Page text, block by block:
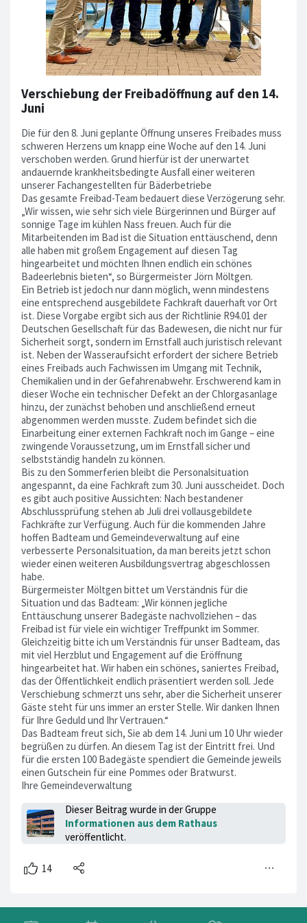
Verschiebung der Freibadöffnung auf den 14.
Juni
Die für den 8. Juni geplante Öffnung unseres Freibades muss
schweren Herzens um knapp eine Woche auf den 14. Juni
verschoben werden. Grund hierfür ist der unerwartet
andauernde krankheitsbedingte Ausfall einer weiteren
unserer Fachangestellten für Bäderbetriebe
Das gesamte Freibad-Team bedauert diese Verzögerung sehr.
„Wir wissen, wie sehr sich viele Bürgerinnen und Bürger auf
sonnige Tage im kühlen Nass freuen. Auch für die
Mitarbeitenden im Bad ist die Situation enttäuschend, denn
alle haben mit großem Engagement auf diesen Tag
hingearbeitet und möchten Ihnen endlich ein schönes
Badeerlebnis bieten“, so Bürgermeister Jörn Möltgen.
Ein Betrieb ist jedoch nur dann möglich, wenn mindestens
eine entsprechend ausgebildete Fachkraft dauerhaft vor Ort
ist. Diese Vorgabe ergibt sich aus der Richtlinie R94.01 der
Deutschen Gesellschaft für das Badewesen, die nicht nur für
Sicherheit sorgt, sondern im Ernstfall auch juristisch relevant
ist. Neben der Wasseraufsicht erfordert der sichere Betrieb
eines Freibads auch Fachwissen im Umgang mit Technik,
Chemikalien und in der Gefahrenabwehr. Erschwerend kam in
dieser Woche ein technischer Defekt an der Chlorgasanlage
hinzu, der zunächst behoben und anschließend erneut
abgenommen werden musste. Zudem befindet sich die
Einarbeitung einer externen Fachkraft noch im Gange – eine
zwingende Voraussetzung, um im Ernstfall sicher und
selbstständig handeln zu können.
Bis zu den Sommerferien bleibt die Personalsituation
angespannt, da eine Fachkraft zum 30. Juni ausscheidet. Doch
es gibt auch positive Aussichten: Nach bestandener
Abschlussprüfung stehen ab Juli drei vollausgebildete
Fachkräfte zur Verfügung. Auch für die kommenden Jahre
hoffen Badteam und Gemeindeverwaltung auf eine
verbesserte Personalsituation, da man bereits jetzt schon
wieder einen weiteren Ausbildungsvertrag abgeschlossen
habe.
Bürgermeister Möltgen bittet um Verständnis für die
Situation und das Badteam: „Wir können jegliche
Enttäuschung unserer Badegäste nachvollziehen – das
Freibad ist für viele ein wichtiger Treffpunkt im Sommer.
Gleichzeitig bitte ich um Verständnis für unser Badteam, das
mit viel Herzblut und Engagement auf die Eröffnung
hingearbeitet hat. Wir haben ein schönes, saniertes Freibad,
das der Öffentlichkeit endlich präsentiert werden soll. Jede
Verschiebung schmerzt uns sehr, aber die Sicherheit unserer
Gäste steht für uns immer an erster Stelle. Wir danken Ihnen
für Ihre Geduld und Ihr Vertrauen.“
Das Badteam freut sich, Sie ab dem 14. Juni um 10 Uhr wieder
begrüßen zu dürfen. An diesem Tag ist der Eintritt frei. Und
für die ersten 100 Badegäste spendiert die Gemeinde jeweils
einen Gutschein für eine Pommes oder Bratwurst.
Ihre Gemeindeverwaltung
Dieser Beitrag wurde in der Gruppe
Informationen aus dem Rathaus
veröffentlicht.